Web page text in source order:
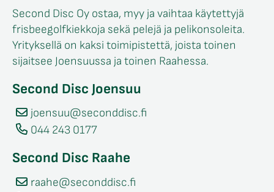
Second Disc Oy ostaa, myy ja vaihtaa käytettyjä
frisbeegolfkiekkoja sekä pelejä ja pelikonsoleita.
Yrityksellä on kaksi toimipistettä, joista toinen
sijaitsee Joensuussa ja toinen Raahessa.
Second Disc Joensuu
joensuu@seconddisc.fi
044 243 0177
Second Disc Raahe
raahe@seconddisc.fi